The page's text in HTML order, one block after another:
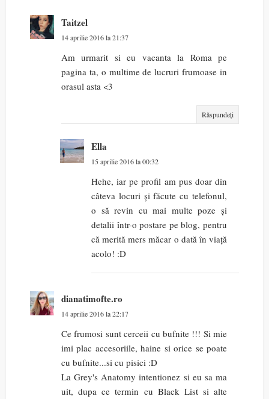
Taitzel
14 aprilie 2016 la 21:37
Am urmarit si eu vacanta la Roma pe
pagina ta, o multime de lucruri frumoase in
orasul asta <3
Răspundeți
Ella
15 aprilie 2016 la 00:32
Hehe, iar pe profil am pus doar din
câteva locuri și făcute cu telefonul,
o să revin cu mai multe poze și
detalii într-o postare pe blog, pentru
că merită mers măcar o dată în viață
acolo! :D
dianatimofte.ro
14 aprilie 2016 la 22:17
Ce frumosi sunt cerceii cu bufnite !!! Si mie
imi plac accesoriile, haine si orice se poate
cu bufnite...si cu pisici :D
La Grey's Anatomy intentionez si eu sa ma
uit, dupa ce termin cu Black List si alte